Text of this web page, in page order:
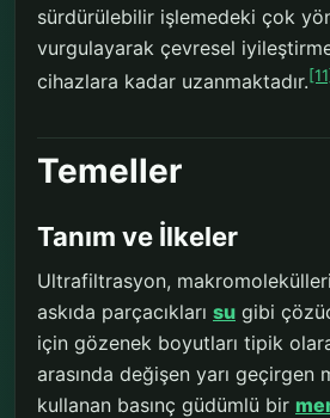
sürdürülebilir işlemedeki çok
vurgulayarak çevresel
cihazlara kadar uzanmaktadır.[11]
Temeller
Tanım ve İlkeler
Ultrafiltrasyon,
askıda parçacıkları su gibi
için gözenek boyutları tipik
arasında değişen yarı geçirgen
kullanan basınç güdümlü bir